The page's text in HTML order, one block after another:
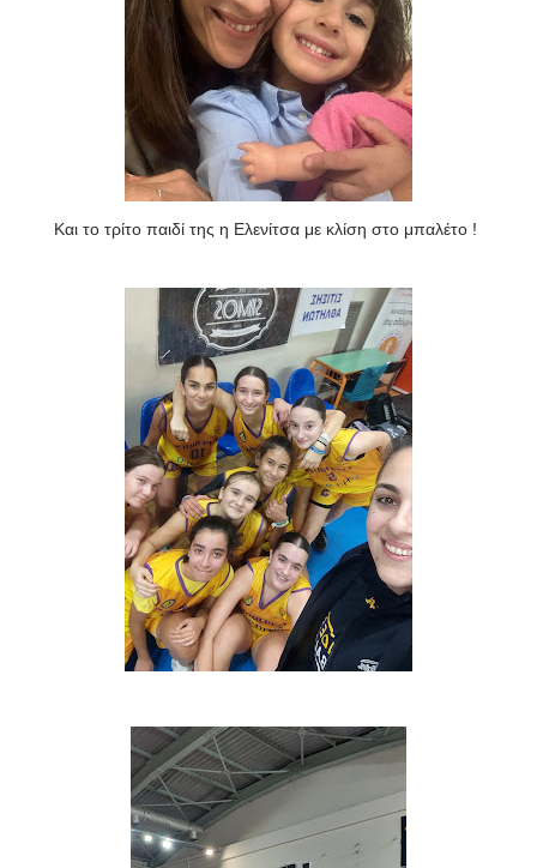
Και το τρίτο παιδί της η Ελενίτσα με κλίση στο μπαλέτο !